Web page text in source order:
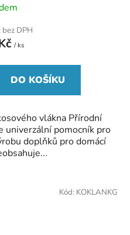
DPH
/ ks
DO KOŠÍKU
vlákna Přírodní
univerzální pomocník pro
doplňků pro domácí
Kód: KOKLANKG